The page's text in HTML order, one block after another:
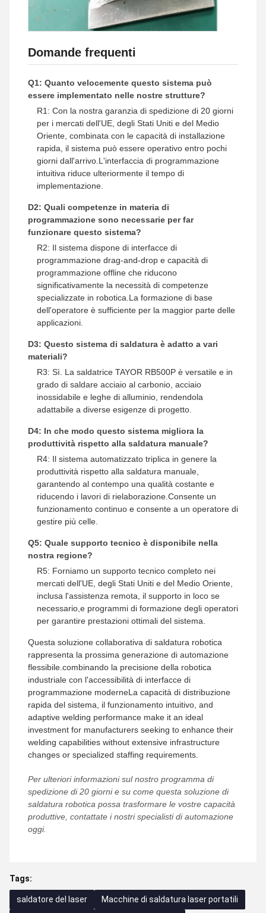
Domande frequenti
Q1: Quanto velocemente questo sistema può
essere implementato nelle nostre strutture?
R1: Con la nostra garanzia di spedizione di 20 giorni
per i mercati dell'UE, degli Stati Uniti e del Medio
Oriente, combinata con le capacità di installazione
rapida, il sistema può essere operativo entro pochi
giorni dall'arrivo.L'interfaccia di programmazione
intuitiva riduce ulteriormente il tempo di
implementazione.
D2: Quali competenze in materia di
programmazione sono necessarie per far
funzionare questo sistema?
R2: Il sistema dispone di interfacce di
programmazione drag-and-drop e capacità di
programmazione offline che riducono
significativamente la necessità di competenze
specializzate in robotica.La formazione di base
dell'operatore è sufficiente per la maggior parte delle
applicazioni.
D3: Questo sistema di saldatura è adatto a vari
materiali?
R3: Sì. La saldatrice TAYOR RB500P è versatile e in
grado di saldare acciaio al carbonio, acciaio
inossidabile e leghe di alluminio, rendendola
adattabile a diverse esigenze di progetto.
D4: In che modo questo sistema migliora la
produttività rispetto alla saldatura manuale?
R4: Il sistema automatizzato triplica in genere la
produttività rispetto alla saldatura manuale,
garantendo al contempo una qualità costante e
riducendo i lavori di rielaborazione.Consente un
funzionamento continuo e consente a un operatore di
gestire più celle.
Q5: Quale supporto tecnico è disponibile nella
nostra regione?
R5: Forniamo un supporto tecnico completo nei
mercati dell'UE, degli Stati Uniti e del Medio Oriente,
inclusa l'assistenza remota, il supporto in loco se
necessario,e programmi di formazione degli operatori
per garantire prestazioni ottimali del sistema.
Questa soluzione collaborativa di saldatura robotica
rappresenta la prossima generazione di automazione
flessibile.combinando la precisione della robotica
industriale con l'accessibilità di interfacce di
programmazione moderneLa capacità di distribuzione
rapida del sistema, il funzionamento intuitivo, and
adaptive welding performance make it an ideal
investment for manufacturers seeking to enhance their
welding capabilities without extensive infrastructure
changes or specialized staffing requirements.
Per ulteriori informazioni sul nostro programma di
spedizione di 20 giorni e su come questa soluzione di
saldatura robotica possa trasformare le vostre capacità
produttive, contattate i nostri specialisti di automazione
oggi.
Tags:
saldatore del laser Macchine di saldatura laser portatili